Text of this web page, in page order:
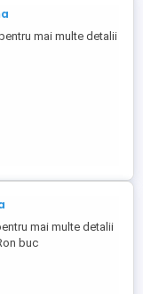
mai multe detalii
mai multe detalii
buc